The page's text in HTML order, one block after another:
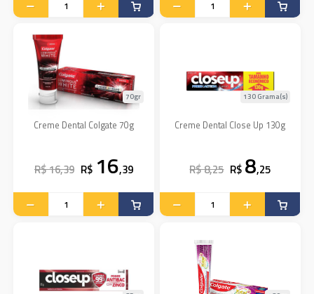
Creme Dental Colgate 70g
70gr
R$ 16,39 R$ 16,39
Creme Dental Close Up 130g
130 Grama(s)
R$ 8,25 R$ 8,25